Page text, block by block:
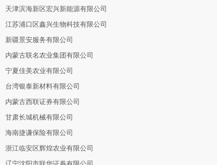
天津滨海新区宏兴新能源有限公司
江苏浦口区鑫兴生物科技有限公司
新疆景安服务有限公司
内蒙古联名农业集团有限公司
宁夏佳美农业有限公司
台湾银泰新材料有限公司
内蒙古西联证券有限公司
甘肃长城机械有限公司
海南捷谦保险有限公司
浙江临安区辉煌农业有限公司